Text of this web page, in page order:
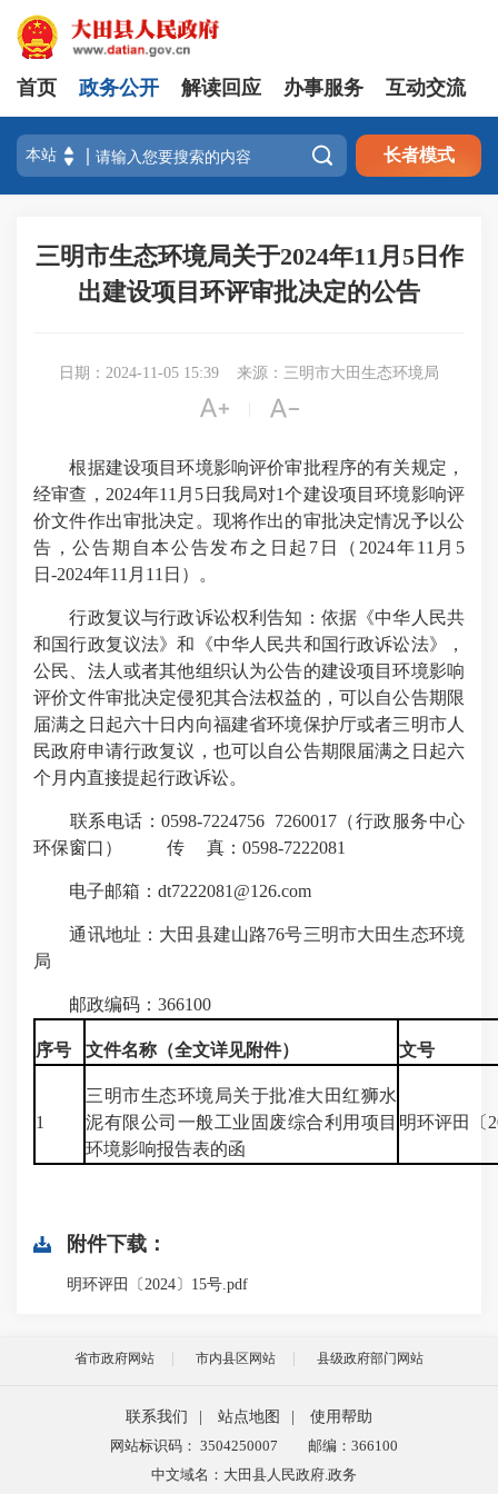
首页 政务公开 解读回应 办事服务 互动交流
 长者模式
三明市生态环境局关于2024年11月5日作
出建设项目环评审批决定的公告
日期：2024-11-05 15:39 来源：三明市大田生态环境局
 
根据建设项目环境影响评价审批程序的有关规定，
经审查，2024年11月5日我局对1个建设项目环境影响评
价文件作出审批决定。现将作出的审批决定情况予以公
告，公告期自本公告发布之日起7日（2024年11月5
日-2024年11月11日）。
行政复议与行政诉讼权利告知：依据《中华人民共
和国行政复议法》和《中华人民共和国行政诉讼法》，
公民、法人或者其他组织认为公告的建设项目环境影响
评价文件审批决定侵犯其合法权益的，可以自公告期限
届满之日起六十日内向福建省环境保护厅或者三明市人
民政府申请行政复议，也可以自公告期限届满之日起六
个月内直接提起行政诉讼。
联系电话：0598-7224756 7260017（行政服务中心
环保窗口） 传 真：0598-7222081
电子邮箱：dt7222081@126.com
通讯地址：大田县建山路76号三明市大田生态环境
局
邮政编码：366100
序号 文件名称（全文详见附件） 文号
1
三明市生态环境局关于批准大田红狮水
泥有限公司一般工业固废综合利用项目
环境影响报告表的函
明环评田〔
附件下载：
明环评田〔2024〕15号.pdf
省市政府网站 市内县区网站 县级政府部门网站
联系我们 站点地图
使用帮助
网站标识码： 3504250007
邮编：366100
中文域名：大田县人民政府.政务